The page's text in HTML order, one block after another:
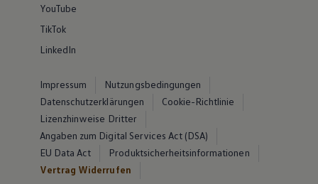
YouTube
TikTok
LinkedIn
Impressum
Nutzungsbedingungen
Datenschutzerklärungen
Cookie-Richtlinie
Lizenzhinweise Dritter
Angaben zum Digital Services Act (DSA)
EU Data Act
Produktsicherheitsinformationen
Vertrag Widerrufen